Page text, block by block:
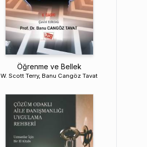
Öğrenme ve Bellek
W. Scott Terry, Banu Cangöz Tavat